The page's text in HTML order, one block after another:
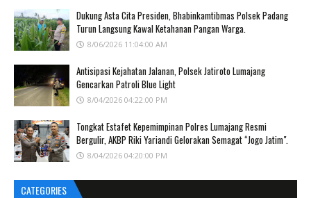
Dukung Asta Cita Presiden, Bhabinkamtibmas Polsek Padang
Turun Langsung Kawal Ketahanan Pangan Warga.
8/06/2026 11:04:00 AM
Antisipasi Kejahatan Jalanan, Polsek Jatiroto Lumajang
Gencarkan Patroli Blue Light
8/04/2026 04:22:00 PM
Tongkat Estafet Kepemimpinan Polres Lumajang Resmi
Bergulir, AKBP Riki Yariandi Gelorakan Semagat “Jogo Jatim".
8/04/2026 04:20:00 PM
CATEGORIES